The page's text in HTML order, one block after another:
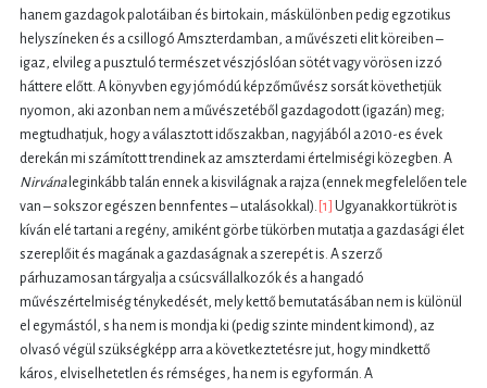
hanem gazdagok palotáiban és birtokain, máskülönben pedig egzotikus
helyszíneken és a csillogó Amszterdamban, a művészeti elit köreiben –
igaz, elvileg a pusztuló természet vészjóslóan sötét vagy vörösen izzó
háttere előtt. A könyvben egy jómódú képzőművész sorsát követhetjük
nyomon, aki azonban nem a művészetéből gazdagodott (igazán) meg;
megtudhatjuk, hogy a választott időszakban, nagyjából a 2010-es évek
derekán mi számított trendinek az amszterdami értelmiségi közegben. A
Nirvánaleginkább talán ennek a kisvilágnak a rajza (ennek megfelelően tele
van – sokszor egészen bennfentes – utalásokkal). [1] Ugyanakkor tükröt is
kíván elé tartani a regény, amiként görbe tükörben mutatja a gazdasági élet
szereplőit és magának a gazdaságnak a szerepét is. A szerző
párhuzamosan tárgyalja a csúcsvállalkozók és a hangadó
művészértelmiség ténykedését, mely kettő bemutatásában nem is különül
el egymástól, s ha nem is mondja ki (pedig szinte mindent kimond), az
olvasó végül szükségképp arra a következtetésre jut, hogy mindkettő
káros, elviselhetetlen és rémséges, ha nem is egyformán. A